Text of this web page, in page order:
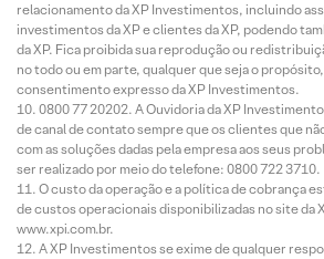
relacionamento da XP Investimentos, incluindo
investimentos da XP e clientes da XP, podendo
da XP. Fica proibida sua reprodução ou
no todo ou em parte, qualquer que seja o
consentimento expresso da XP Investimentos.
0800 77 20202. A Ouvidoria da XP
de canal de contato sempre que os clientes que
com as soluções dadas pela empresa aos seus
ser realizado por meio do telefone: 0800 722 3710.
O custo da operação e a política de cobrança
de custos operacionais disponibilizadas no site da
www.xpi.com.br.
A XP Investimentos se exime de qualquer